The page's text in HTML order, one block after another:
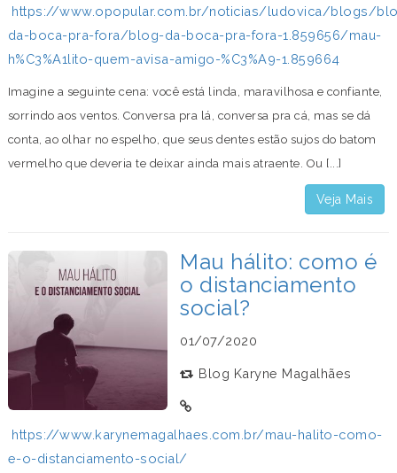
https://www.opopular.com.br/noticias/ludovica/blogs/
da-boca-pra-fora/blog-da-boca-pra-fora-1.859656/mau-
h%C3%A1lito-quem-avisa-amigo-%C3%A9-1.859664
Imagine a seguinte cena: você está linda, maravilhosa e confiante,
sorrindo aos ventos. Conversa pra lá, conversa pra cá, mas se dá
conta, ao olhar no espelho, que seus dentes estão sujos do batom
vermelho que deveria te deixar ainda mais atraente. Ou [...]
Veja Mais
Mau hálito: como é
o distanciamento
social?
01/07/2020
Blog Karyne Magalhães
https://www.karynemagalhaes.com.br/mau-halito-como-
e-o-distanciamento-social/